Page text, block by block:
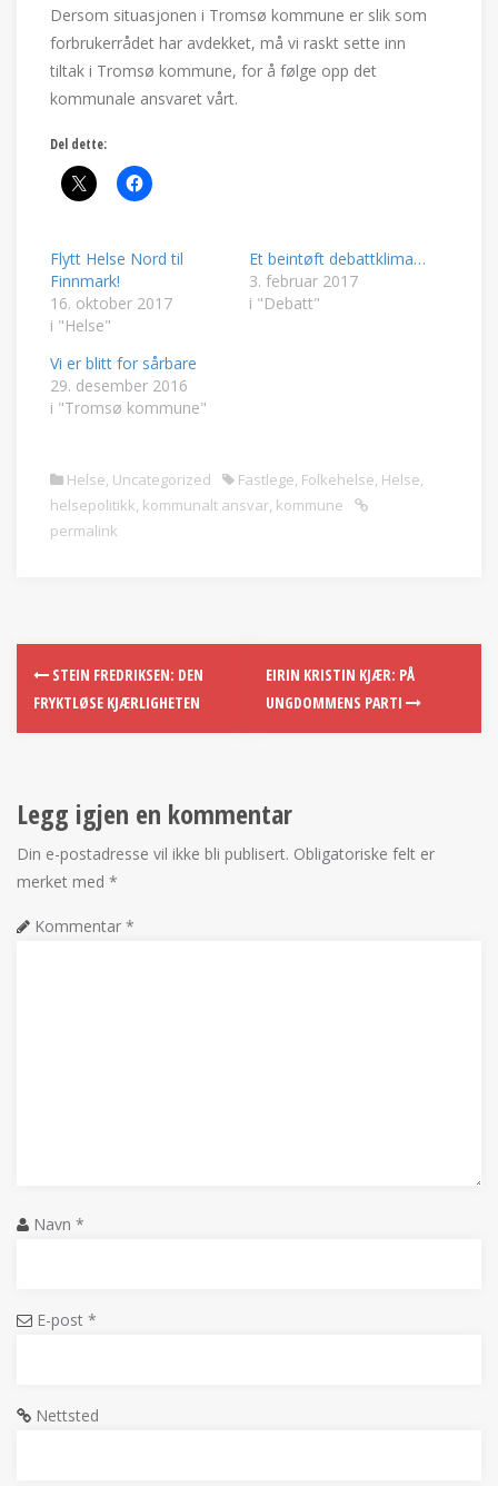
Dersom situasjonen i Tromsø kommune er slik som
forbrukerrådet har avdekket, må vi raskt sette inn
tiltak i Tromsø kommune, for å følge opp det
kommunale ansvaret vårt.
Del dette:
Flytt Helse Nord til
Finnmark!
16. oktober 2017
i "Helse"
Et beintøft debattklima…
3. februar 2017
i "Debatt"
Vi er blitt for sårbare
29. desember 2016
i "Tromsø kommune"
Helse, Uncategorized Fastlege, Folkehelse, Helse,
helsepolitikk, kommunalt ansvar, kommune
permalink
STEIN FREDRIKSEN: DEN
FRYKTLØSE KJÆRLIGHETEN
EIRIN KRISTIN KJÆR: PÅ
UNGDOMMENS PARTI
Legg igjen en kommentar
Din e-postadresse vil ikke bli publisert. Obligatoriske felt er
merket med *
Kommentar *
Navn *
E-post *
Nettsted